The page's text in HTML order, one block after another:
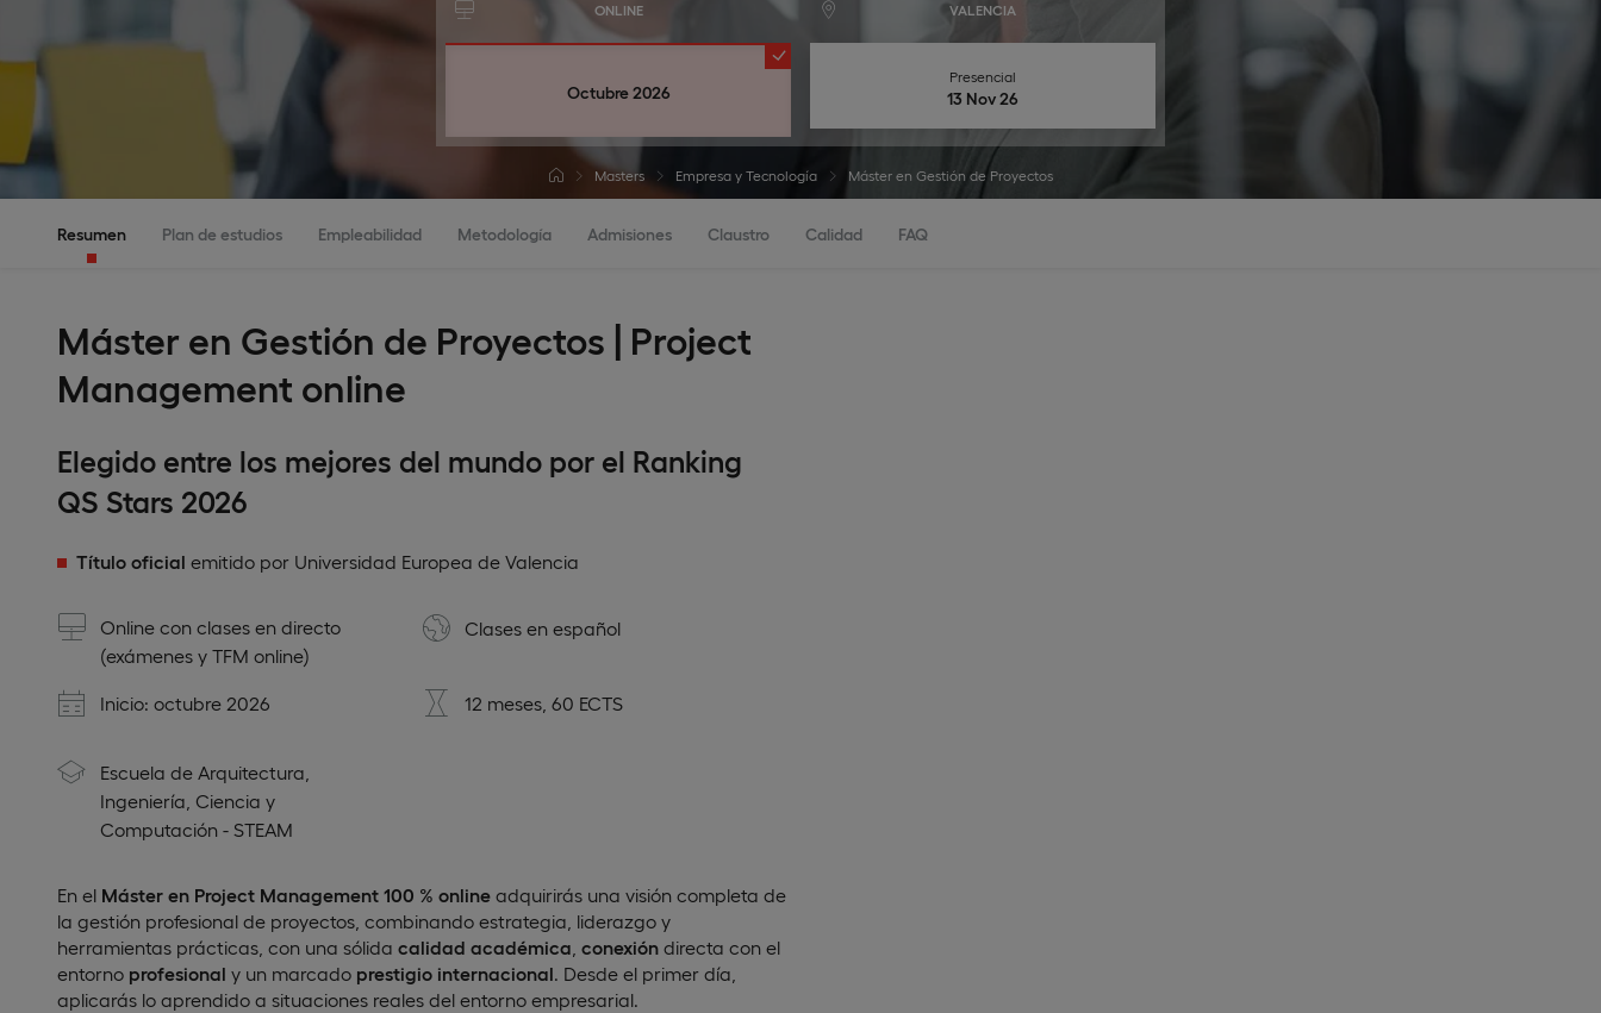
ONLINE
Octubre 2026
VALENCIA
Presencial
13 Nov 26
Masters Empresa y Tecnología Máster en Gestión de Proyectos
Resumen Plan de estudios Empleabilidad Metodología Admisiones Claustro Calidad FAQ
Máster en Gestión de Proyectos | Project
Management online
Elegido entre los mejores del mundo por el Ranking
QS Stars 2026
Título oficial emitido por Universidad Europea de Valencia
Online con clases en directo
(exámenes y TFM online)
Clases en español
Inicio: octubre 2026 12 meses, 60 ECTS
Escuela de Arquitectura,
Ingeniería, Ciencia y
Computación - STEAM
En el Máster en Project Management 100 % online adquirirás una visión completa de
la gestión profesional de proyectos, combinando estrategia, liderazgo y
herramientas prácticas, con una sólida calidad académica conexión directa con el
entorno profesional y un marcado prestigio internacional. Desde el primer día,
aplicarás lo aprendido a situaciones reales del entorno empresarial.